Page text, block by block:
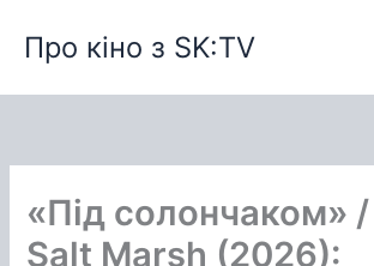
вмісту
Про кіно з SK:TV
«Під солончаком»
Salt Marsh (2026):